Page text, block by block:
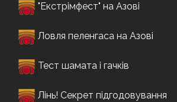
"Екстрімфест" на Азові
Ловля пеленгаса на Азові
Тест шамата і гачків
Лінь! Секрет підгодовування